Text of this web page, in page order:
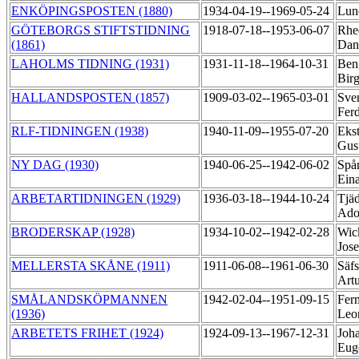
ENKÖPINGSPOSTEN (1880)
1934-04-19--1969-05-24
GÖTEBORGS STIFTSTIDNING
(1861)
1918-07-18--1953-06-07
LAHOLMS TIDNING (1931)
1931-11-18--1964-10-31
HALLANDSPOSTEN (1857)
1909-03-02--1965-03-01
RLF-TIDNINGEN (1938)
1940-11-09--1955-07-20
NY DAG (1930)
1940-06-25--1942-06-02
ARBETARTIDNINGEN (1929)
1936-03-18--1944-10-24
BRODERSKAP (1928)
1934-10-02--1942-02-28
MELLERSTA SKÅNE (1911)
1911-06-08--1961-06-30
SMÅLANDSKÖPMANNEN
(1936)
1942-02-04--1951-09-15
ARBETETS FRIHET (1924)
1924-09-13--1967-12-31